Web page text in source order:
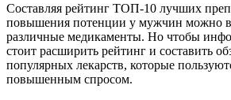
Составляя рейтинг ТОП-10 лучших
повышения потенции у мужчин можно
различные медикаменты. Но чтобы
стоит расширить рейтинг и составить
популярных лекарств, которые
повышенным спросом.